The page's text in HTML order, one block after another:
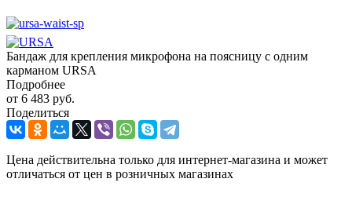
Бандаж для крепления микрофона на поясницу с одним
карманом URSA
Подробнее
от 6 483 руб.
Поделиться
Цена действительна только для интернет-магазина и может
отличаться от цен в розничных магазинах